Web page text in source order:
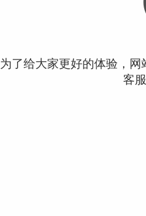
为了给大家更好的体验，
客